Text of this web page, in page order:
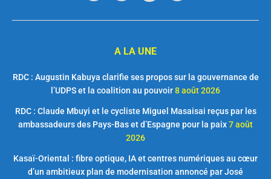
A LA UNE
RDC : Augustin Kabuya clarifie ses propos sur la gouvernance de
l’UDPS et la coalition au pouvoir8 août 2026
RDC : Claude Mbuyi et le cycliste Miguel Masaisai reçus par les
ambassadeurs des Pays-Bas et d’Espagne pour la paix7 août
2026
Kasaï-Oriental : fibre optique, IA et centres numériques au cœur
d’un ambitieux plan de modernisation annoncé par José